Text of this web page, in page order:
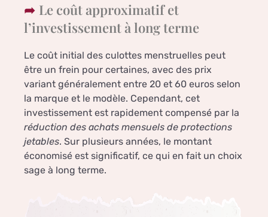
Le coût approximatif et
l’investissement à long terme
Le coût initial des culottes menstruelles peut
être un frein pour certaines, avec des prix
variant généralement entre 20 et 60 euros selon
la marque et le modèle. Cependant, cet
investissement est rapidement compensé par la
réduction des achats mensuels de protections
jetables. Sur plusieurs années, le montant
économisé est significatif, ce qui en fait un choix
sage à long terme.